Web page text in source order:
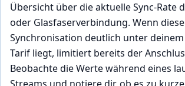
Übersicht über die aktuelle Sync-Rate
oder Glasfaserverbindung. Wenn
Synchronisation deutlich unter
Tarif liegt, limitiert bereits der
Beobachte die Werte während eines